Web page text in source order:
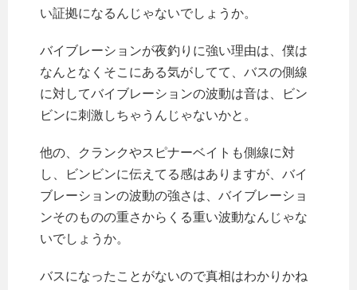
い証拠になるんじゃないでしょうか。
バイブレーションが夜釣りに強い理由は、僕は
なんとなくそこにある気がしてて、バスの側線
に対してバイブレーションの波動は音は、ビン
ビンに刺激しちゃうんじゃないかと。
他の、クランクやスピナーベイトも側線に対
し、ビンビンに伝えてる感はありますが、バイ
ブレーションの波動の強さは、バイブレーショ
ンそのものの重さからくる重い波動なんじゃな
いでしょうか。
バスになったことがないので真相はわかりかね